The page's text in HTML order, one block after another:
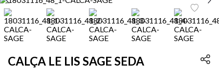
CALÇA LE LIS SAGE SEDA